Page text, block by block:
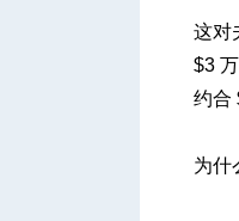
这对
$3
约合
为什